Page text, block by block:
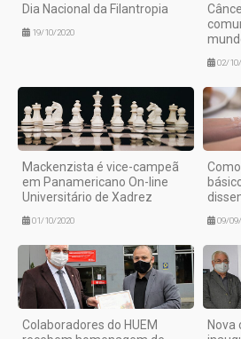
Dia Nacional da Filantropia
19/10/2020
02/
Mackenzista é vice-campeã
em Panamericano On-line
Universitário de Xadrez
01/10/2020 09/
Colaboradores do HUEM
Nova